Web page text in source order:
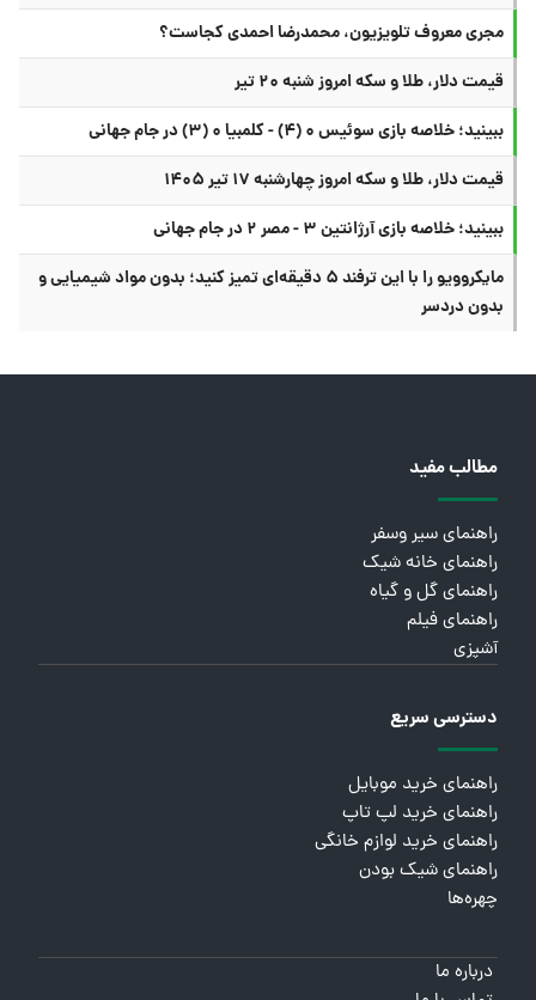
مجری معروف تلویزیون، محمدرضا احمدی کجاست؟
قیمت دلار، طلا و سکه امروز شنبه ۲۰ تیر
ببینید؛ خلاصه بازی سوئیس ۰ (۴) - کلمبیا ۰ (۳) در جام جهانی
قیمت دلار، طلا و سکه امروز چهارشنبه ۱۷ تیر ۱۴۰۵
ببینید؛ خلاصه بازی آرژانتین ۳ - مصر ۲ در جام جهانی
مایکروویو را با این ترفند ۵ دقیقه‌ای تمیز کنید؛ بدون مواد شیمیایی و
بدون دردسر
مطالب مفید
راهنمای سیر وسفر
راهنمای خانه شیک
راهنمای گل و گیاه
راهنمای فیلم
آشپزی
دسترسی سریع
راهنمای خرید موبایل
راهنمای خرید لپ تاپ
راهنمای خرید لوازم خانگی
راهنمای شیک بودن
چهره‌ها
درباره ما